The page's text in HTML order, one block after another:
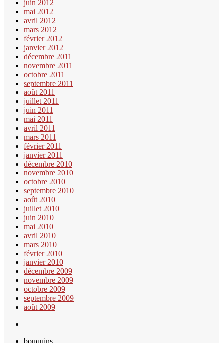
juin 2012
mai 2012
avril 2012
mars 2012
février 2012
janvier 2012
décembre 2011
novembre 2011
octobre 2011
septembre 2011
août 2011
juillet 2011
juin 2011
mai 2011
avril 2011
mars 2011
février 2011
janvier 2011
décembre 2010
novembre 2010
octobre 2010
septembre 2010
août 2010
juillet 2010
juin 2010
mai 2010
avril 2010
mars 2010
février 2010
janvier 2010
décembre 2009
novembre 2009
octobre 2009
septembre 2009
août 2009
bouquins